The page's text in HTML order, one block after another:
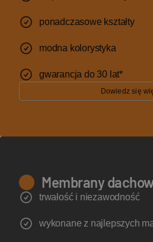
ponadczasowe kształty
modna kolorystyka
gwarancja do 30 lat*
Dowiedz się
Membrany
trwałość i niezawodność
wykonane z najlepszych